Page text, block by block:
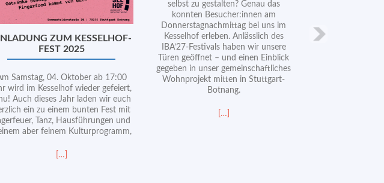
ZUM KESSELHOF-
FEST 2025
Samstag, 04. Oktober ab 17:00
wird im Kesselhof wieder gefeiert,
Auch dieses Jahr laden wir euch
ein zu einem bunten Fest mit
Tanz, Hausführungen und
aber feinem Kulturprogramm,
Read
[…]
selbst zu gestalten? Genau das
konnten Besucher:innen am
Donnerstagnachmittag bei uns im
Kesselhof erleben. Anlässlich des
IBA’27-Festivals haben wir unsere
Türen geöffnet – und einen Einblick
gegeben in unser gemeinschaftliches
Wohnprojekt mitten in Stuttgart-
Botnang.
Read
[…]